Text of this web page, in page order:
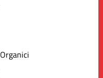
Organici